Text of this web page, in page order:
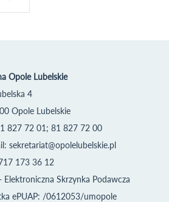
Opole Lubelskie
4
Opole Lubelskie
827 72 01; 81 827 72 00
sekretariat@opolelubelskie.pl
173 36 12
Elektroniczna Skrzynka Podawcza
ePUAP: /0612053/umopole